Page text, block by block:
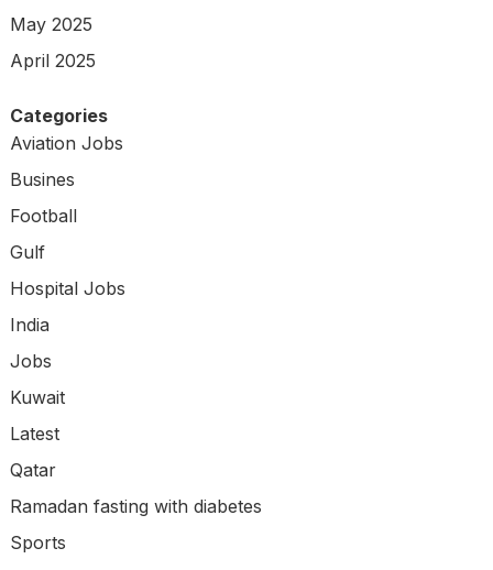
May 2025
April 2025
Categories
Aviation Jobs
Busines
Football
Gulf
Hospital Jobs
India
Jobs
Kuwait
Latest
Qatar
Ramadan fasting with diabetes
Sports